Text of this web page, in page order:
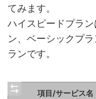
てみます。
ハイスピードプラ
ン、ベーシックプ
ランです。
項目/サービス名